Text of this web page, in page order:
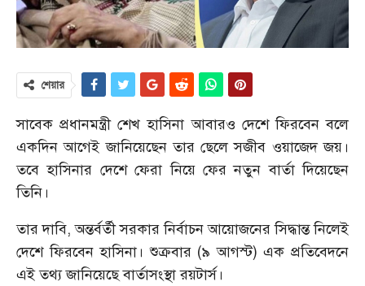
শেয়ার
সাবেক প্রধানমন্ত্রী শেখ হাসিনা আবারও দেশে ফিরবেন বলে
একদিন আগেই জানিয়েছেন তার ছেলে সজীব ওয়াজেদ জয়।
তবে হাসিনার দেশে ফেরা নিয়ে ফের নতুন বার্তা দিয়েছেন
তিনি।
তার দাবি, অন্তর্বর্তী সরকার নির্বাচন আয়োজনের সিদ্ধান্ত নিলেই
দেশে ফিরবেন হাসিনা। শুক্রবার (৯ আগস্ট) এক প্রতিবেদনে
এই তথ্য জানিয়েছে বার্তাসংস্থা রয়টার্স।